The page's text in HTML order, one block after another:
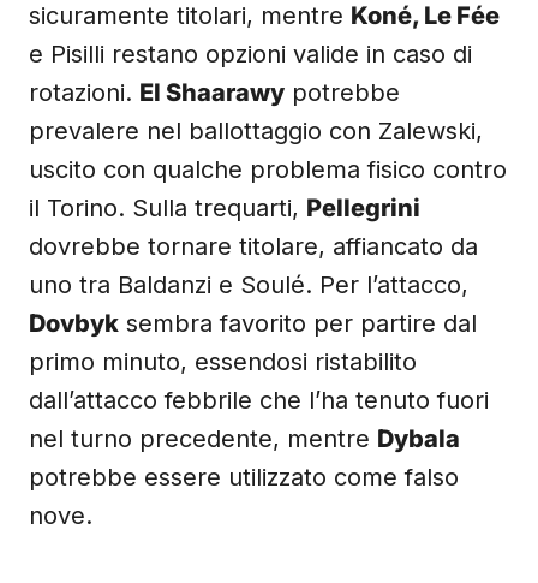
sicuramente titolari, mentre Koné, Le Fée
e Pisilli restano opzioni valide in caso di
rotazioni. El Shaarawy potrebbe
prevalere nel ballottaggio con Zalewski,
uscito con qualche problema fisico contro
il Torino. Sulla trequarti, Pellegrini
dovrebbe tornare titolare, affiancato da
uno tra Baldanzi e Soulé. Per l’attacco,
Dovbyk sembra favorito per partire dal
primo minuto, essendosi ristabilito
dall’attacco febbrile che l’ha tenuto fuori
nel turno precedente, mentre Dybala
potrebbe essere utilizzato come falso
nove.